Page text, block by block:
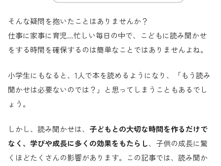
そんな疑問を抱いたことはありませんか？
仕事に家事に育児…忙しい毎日の中で、こどもに読み聞かせ
をする時間を確保するのは簡単なことではありませんよね。
小学生にもなると、1人で本を読めるようになり、「もう読み
聞かせは必要ないのでは？」と思ってしまうこともあるでし
ょう。
しかし、読み聞かせは、 子どもとの大切な時間を作るだけで
なく、学びや成長に多くの効果をもたらし、子供の成長に驚
くほどたくさんの影響があります。この記事では、読み聞か